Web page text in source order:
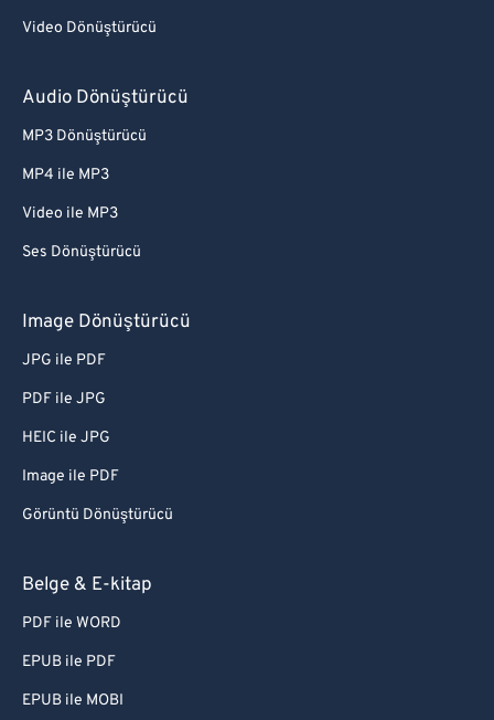
Video Dönüştürücü
Audio Dönüştürücü
MP3 Dönüştürücü
MP4 ile MP3
Video ile MP3
Ses Dönüştürücü
Image Dönüştürücü
JPG ile PDF
PDF ile JPG
HEIC ile JPG
Image ile PDF
Görüntü Dönüştürücü
Belge & E-kitap
PDF ile WORD
EPUB ile PDF
EPUB ile MOBI